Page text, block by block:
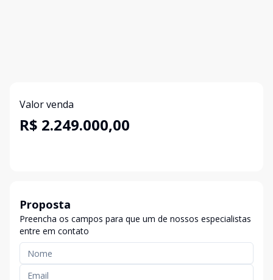
Valor venda
R$ 2.249.000,00
Proposta
Preencha os campos para que um de nossos especialistas
entre em contato